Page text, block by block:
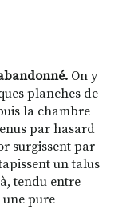
On y
planches de
la chambre
par hasard
surgissent par
un talus
tendu entre
pure